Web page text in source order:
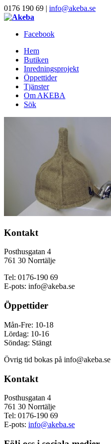
0176 190 69 | info@akeba.se
Facebook
Hem
Butiken
Inredningsprojekt
Öppettider
Tjänster
Om AKEBA
Sök
Kontakt
Posthusgatan 4
761 30 Norrtälje
Tel: 0176-190 69
E-pots: info@akeba.se
Öppettider
Mån-Fre: 10-18
Lördag: 10-16
Söndag: Stängt
Övrig tid bokas på info@akeba.se
Kontakt
Posthusgatan 4
761 30 Norrtälje
Tel: 0176-190 69
E-pots: info@akeba.se